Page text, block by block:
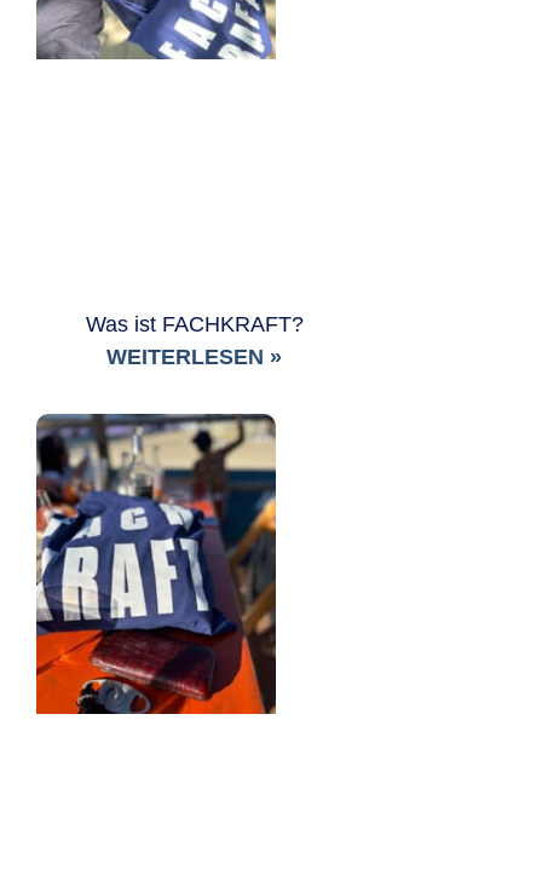
Was ist FACHKRAFT?
WEITERLESEN »